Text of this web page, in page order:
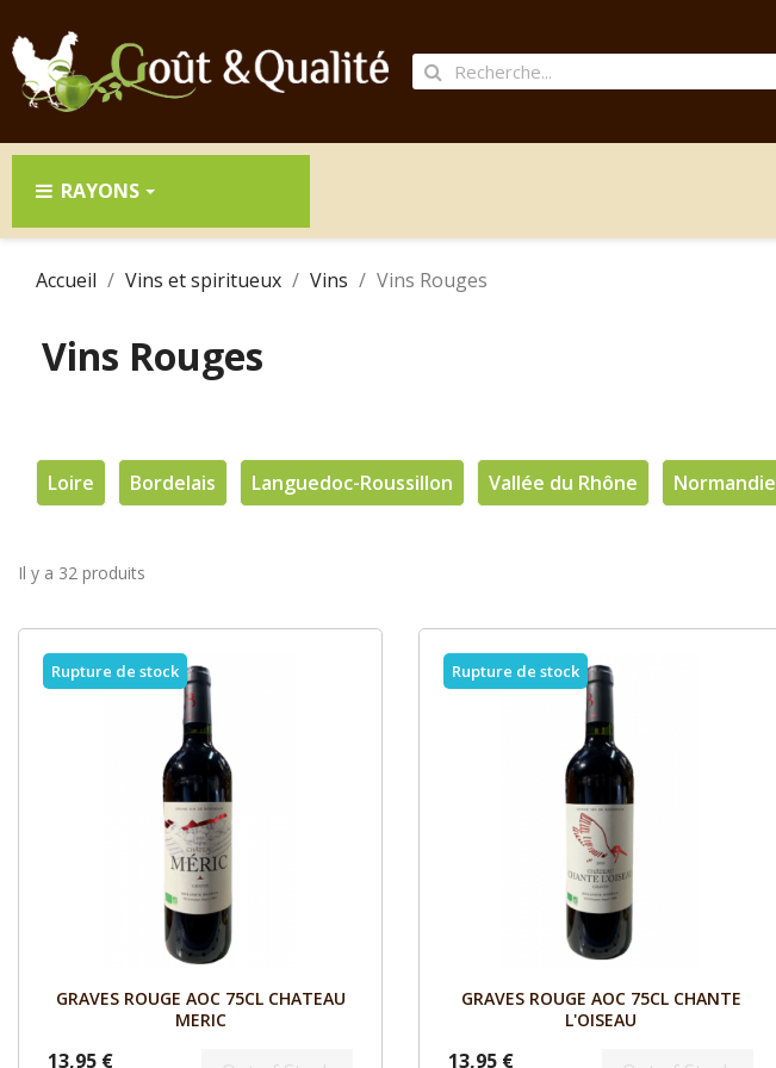
RAYONS
Accueil Vins et spiritueux Vins Vins Rouges
Vins Rouges
Loire Bordelais Languedoc-Roussillon Vallée du Rhône Normandie
Il y a 32 produits
 Aperçu
GRAVES ROUGE AOC 75CL CHATEAU
MERIC
13,95 €
Rupture de stock
Aperçu
GRAVES ROUGE AOC 75CL CHANTE
L'OISEAU
13,95 €
Rupture de stock